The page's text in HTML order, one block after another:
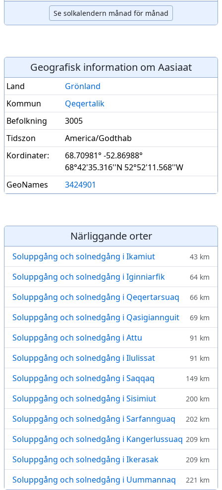
Se solkalendern månad för månad
Geografisk information om Aasiaat
Land
Grönland
Kommun
Qeqertalik
Befolkning
3005
Tidszon
America/Godthab
Kordinater:
68.70981° -52.86988°
68°42'35.316''N 52°52'11.568''W
GeoNames
3424901
Närliggande orter
Soluppgång och solnedgång i Ikamiut 43 km
Soluppgång och solnedgång i Iginniarfik 64 km
Soluppgång och solnedgång i Qeqertarsuaq 66 km
Soluppgång och solnedgång i Qasigiannguit 69 km
Soluppgång och solnedgång i Attu 91 km
Soluppgång och solnedgång i Ilulissat 91 km
Soluppgång och solnedgång i Saqqaq 149 km
Soluppgång och solnedgång i Sisimiut 200 km
Soluppgång och solnedgång i Sarfannguaq 202 km
Soluppgång och solnedgång i Kangerlussuaq 209 km
Soluppgång och solnedgång i Ikerasak 209 km
Soluppgång och solnedgång i Uummannaq 221 km